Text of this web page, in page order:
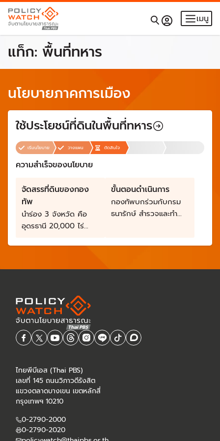
เมนู
แท็ก: พื้นที่ทหาร
นโยบายภาคการเมือง
ใช้ประโยชน์ที่ดินในพื้นที่ทหาร
เริ่มนโยบาย วางแผน ตัดสินใจ
ความสำเร็จของนโยบาย
จัดสรรที่ดินของกอง
ทัพ
นำร่อง 3 จังหวัด คือ
อุดรธานี 20,000 ไร่
และป้อมพระจุลจอมเกล้า
ขั้นตอนดำเนินการ
กองทัพบกร่วมกับกรม
ธนารักษ์ สำรวจและทำ
ไทยพีบีเอส (Thai PBS)
เลขที่ 145 ถนนวิภาวดีรังสิต
แขวงตลาดบางเขน เขตหลักสี่
กรุงเทพฯ 10210
0-2790-2000
0-2790-2020